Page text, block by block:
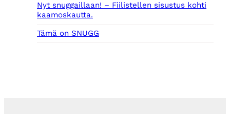
Nyt snuggaillaan! – Fiilistellen sisustus kohti
kaamoskautta.
Tämä on SNUGG